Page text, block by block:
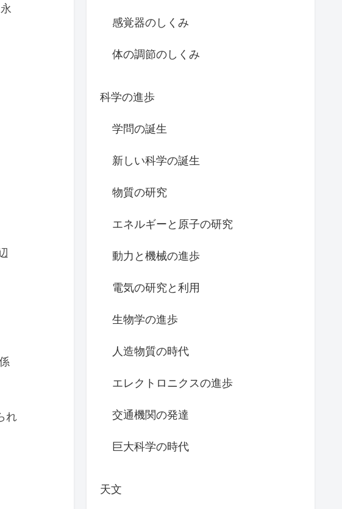
れ
感覚器のしくみ
体の調節のしくみ
科学の進歩
学問の誕生
新しい科学の誕生
物質の研究
エネルギーと原子の研究
動力と機械の進歩
電気の研究と利用
生物学の進歩
人造物質の時代
エレクトロニクスの進歩
交通機関の発達
巨大科学の時代
天文